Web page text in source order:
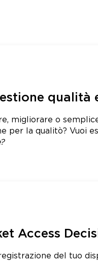
qualità
migliorare o
per la qualitò? Vuoi
Access
del tuo